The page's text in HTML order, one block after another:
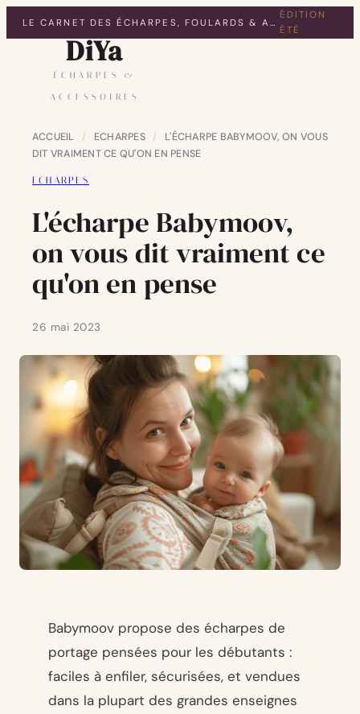
LE CARNET DES ÉCHARPES, FOULARDS & ACCESSOIRES
ÉDITION
ÉTÉ
DiYa
ÉCHARPES &
ACCESSOIRES
ACCUEIL / ECHARPES /
L'ÉCHARPE BABYMOOV, ON VOUS
DIT VRAIMENT CE QU'ON EN PENSE
ECHARPES
L'écharpe Babymoov,
on vous dit vraiment ce
qu'on en pense
26 mai 2023
Babymoov propose des écharpes de
portage pensées pour les débutants :
faciles à enfiler, sécurisées, et vendues
dans la plupart des grandes enseignes